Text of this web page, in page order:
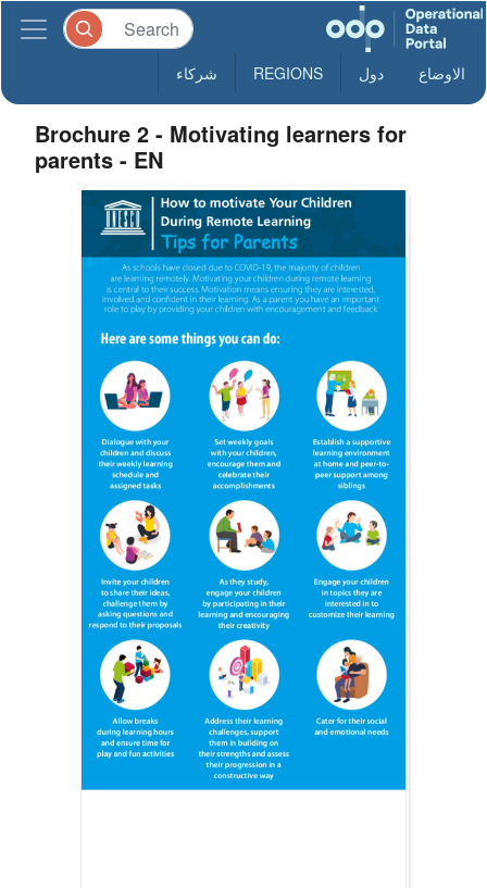
الاوضاع دول REGIONS شركاء
Brochure 2 - Motivating learners for
parents - EN